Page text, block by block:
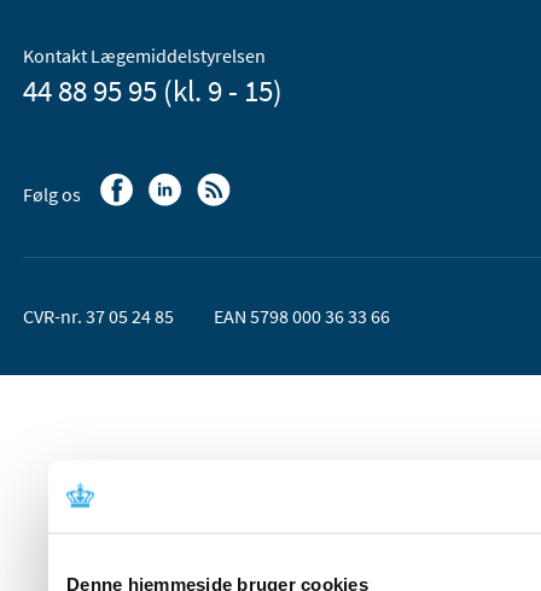
Denne hjemmeside bruger cookies
Kontakt Lægemiddelstyrelsen
44 88 95 95 (kl. 9 - 15)
Følg os
CVR-nr. 37 05 24 85 EAN 5798 000 36 33 66